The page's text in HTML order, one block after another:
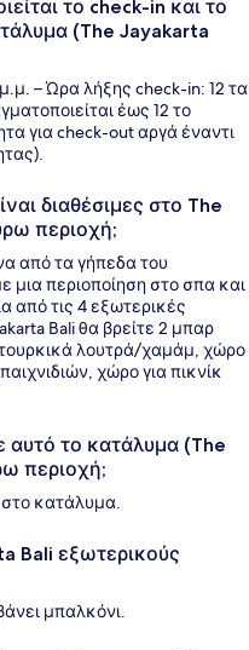
το check-in και το
(The Jayakarta
– Ώρα λήξης check-in: 12 τα
έως 12 το
για check-out αργά έναντι
διαθέσιμες στο The
περιοχή;
από τα γήπεδα του
περιοποίηση στο σπα και
από τις 4 εξωτερικές
Bali θα βρείτε 2 μπαρ
λουτρά/χαμάμ, χώρο
χώρο για πικνίκ
αυτό το κατάλυμα (The
περιοχή;
στο κατάλυμα.
Bali εξωτερικούς
μπαλκόνι.